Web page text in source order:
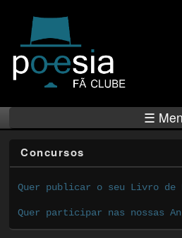
☰
Concursos
Quer publicar o seu Livro de
Quer participar nas nossas